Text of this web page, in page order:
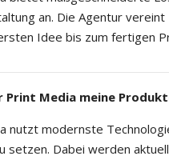
an. Die Agentur
Idee bis zum fertigen
Print Media meine
nutzt modernste
setzen. Dabei werden